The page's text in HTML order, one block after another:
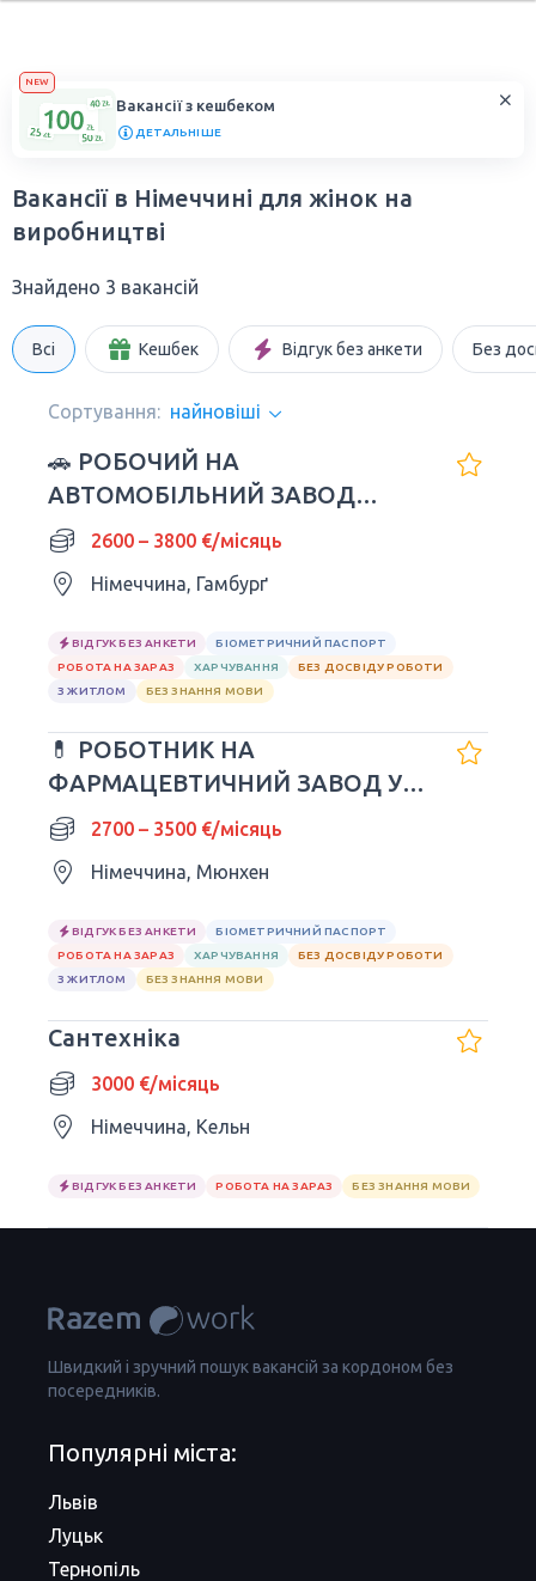
NEW
Вакансії з кешбеком
ДЕТАЛЬНІШЕ
Вакансії в Німеччині для жінок на
виробництві
Знайдено 3 вакансій
Всі Кешбек Відгук без анкети Без
Сортування: найновіші
🚗 РОБОЧИЙ НА
АВТОМОБІЛЬНИЙ ЗАВОД
VOLKSWAGEN
2600 – 3800 €/місяць
Німеччина, Гамбурґ
ВІДГУК БЕЗ АНКЕТИ
БІОМЕТРИЧНИЙ ПАСПОРТ
РОБОТА НА ЗАРАЗ
ХАРЧУВАННЯ
БЕЗ ДОСВІДУ РОБОТИ
З ЖИТЛОМ
БЕЗ ЗНАННЯ МОВИ
💊 РОБОТНИК НА
ФАРМАЦЕВТИЧНИЙ ЗАВОД У
НІМЕЧЧИНІ
2700 – 3500 €/місяць
Німеччина, Мюнхен
ВІДГУК БЕЗ АНКЕТИ
БІОМЕТРИЧНИЙ ПАСПОРТ
РОБОТА НА ЗАРАЗ
ХАРЧУВАННЯ
БЕЗ ДОСВІДУ РОБОТИ
З ЖИТЛОМ
БЕЗ ЗНАННЯ МОВИ
Сантехніка
3000 €/місяць
Німеччина, Кельн
ВІДГУК БЕЗ АНКЕТИ РОБОТА НА ЗАРАЗ БЕЗ ЗНАННЯ МОВИ
Швидкий і зручний пошук вакансій за кордоном без
посередників.
Популярні міста:
Львів
Луцьк
Тернопіль